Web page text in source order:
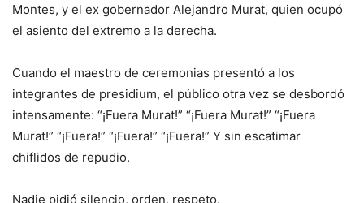
Montes, y el ex gobernador Alejandro Murat, quien ocupó
el asiento del extremo a la derecha.
Cuando el maestro de ceremonias presentó a los
integrantes de presidium, el público otra vez se desbordó
intensamente: “¡Fuera Murat!” “¡Fuera Murat!” “¡Fuera
Murat!” “¡Fuera!” “¡Fuera!” “¡Fuera!” Y sin escatimar
chiflidos de repudio.
Nadie pidió silencio, orden, respeto.